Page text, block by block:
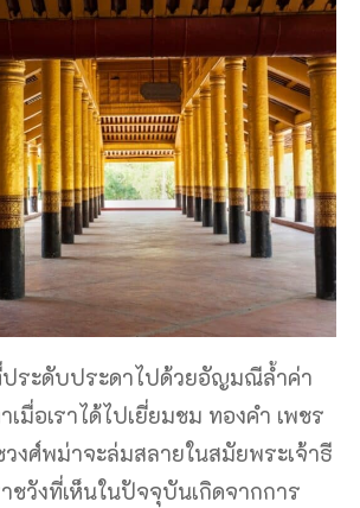
ประดับประดาไปด้วยอัญมณีล้ำค่า
เมื่อเราได้ไปเยี่ยมชม ทองคำ เพชร
งศ์พม่าจะล่มสลายในสมัยพระเจ้าธี
ชวังที่เห็นในปัจจุบันเกิดจากการ